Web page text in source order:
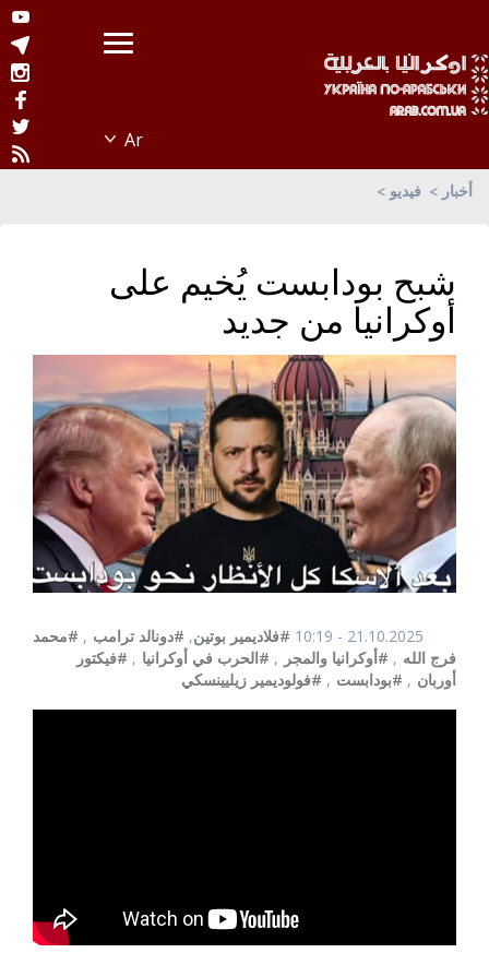
أخبار فيديو
شبح بودابست يُخيم على
أوكرانيا من جديد
21.10.2025 - 10:19 #فلاديمير بوتين, #دونالد ترامب , #محمد
فرج الله , #أوكرانيا والمجر , #الحرب في أوكرانيا , #فيكتور
أوربان , #بودابست , #فولوديمير زيليينسكي